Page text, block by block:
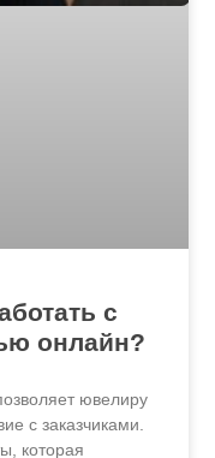
с
онлайн?
ювелиру
с заказчиками.
которая